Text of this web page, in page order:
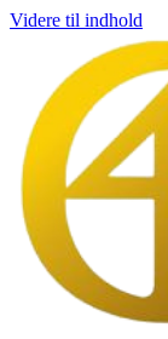
Videre til indhold